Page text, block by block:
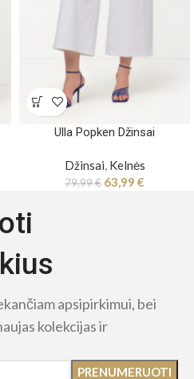
Ulla Popken Džinsai
Džinsai, Kelnės
79,99€ 63,99 €
apsipirkimui, bei
kolekcijas ir